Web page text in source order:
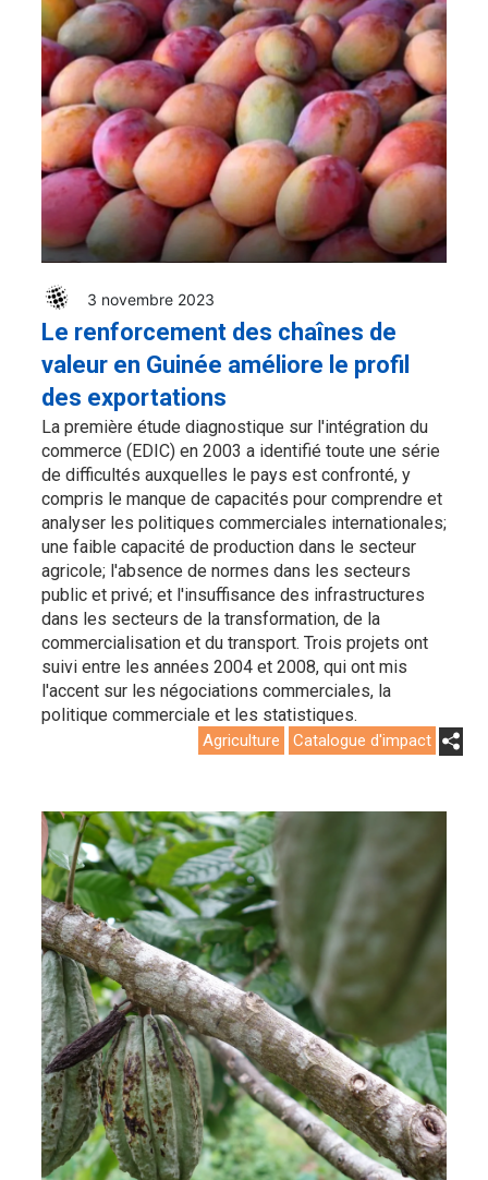
3 novembre 2023
Le renforcement des chaînes de
valeur en Guinée améliore le profil
des exportations
La première étude diagnostique sur l'intégration du
commerce (EDIC) en 2003 a identifié toute une série
de difficultés auxquelles le pays est confronté, y
compris le manque de capacités pour comprendre et
analyser les politiques commerciales internationales;
une faible capacité de production dans le secteur
agricole; l'absence de normes dans les secteurs
public et privé; et l'insuffisance des infrastructures
dans les secteurs de la transformation, de la
commercialisation et du transport. Trois projets ont
suivi entre les années 2004 et 2008, qui ont mis
l'accent sur les négociations commerciales, la
politique commerciale et les statistiques.
Agriculture Catalogue d'impact